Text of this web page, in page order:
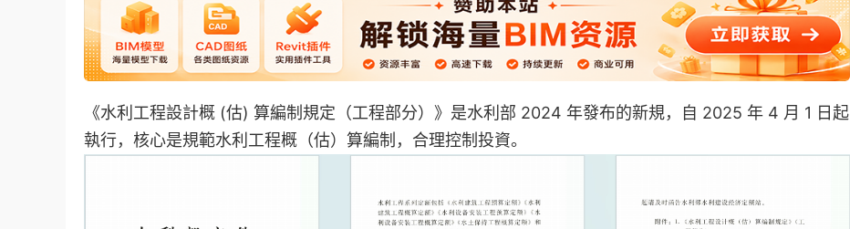
《水利工程設計概 (估) 算編制規定（工程部分）》是水利部 2024 年發布的新規，自 2025 年 4 月 1 日起
執行，核心是規範水利工程概（估）算編制，合理控制投資。